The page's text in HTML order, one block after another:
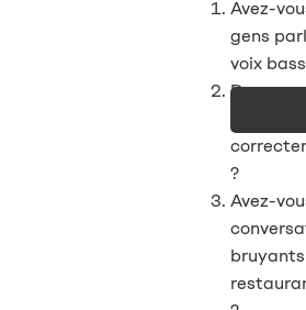
Avez-
gens
voix
Devez-
parce
?
Avez-